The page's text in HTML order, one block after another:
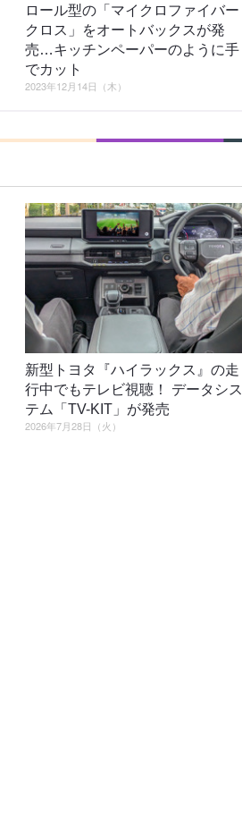
ロール型の「マイクロファイバー
クロス」をオートバックスが発
売…キッチンペーパーのように手
でカット
2023年12月14日（木）
新型トヨタ『ハイラックス』の走
行中でもテレビ視聴！ データシス
テム「TV-KIT」が発売
2026年7月28日（火）